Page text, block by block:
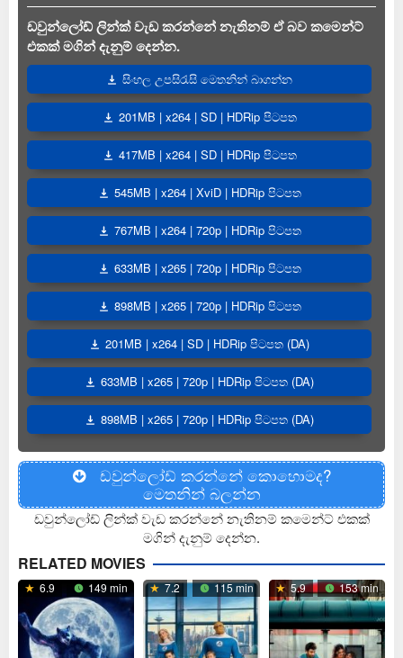
ඩවුන්ලෝඩ් ලින්ක් වැඩ කරන්නේ නැතිනම් ඒ බව කමෙන්ට්
එකක් මගින් දැනුම් දෙන්න.
සිංහල උපසිරැසි මෙතනින් බාගන්න
201MB | x264 | SD | HDRip පිටපත
417MB | x264 | SD | HDRip පිටපත
545MB | x264 | XviD | HDRip පිටපත
767MB | x264 | 720p | HDRip පිටපත
633MB | x265 | 720p | HDRip පිටපත
898MB | x265 | 720p | HDRip පිටපත
201MB | x264 | SD | HDRip පිටපත (DA)
633MB | x265 | 720p | HDRip පිටපත (DA)
898MB | x265 | 720p | HDRip පිටපත (DA)
ඩවුන්ලෝඩ් කරන්නේ කොහොමද?
මෙතනින් බලන්න
ඩවුන්ලෝඩ් ලින්ක් වැඩ කරන්නේ නැතිනම් කමෙන්ට් එකක්
මගින් දැනුම් දෙන්න.
RELATED MOVIES
6.9 149 min 7.2 115 min 5.9 153 min